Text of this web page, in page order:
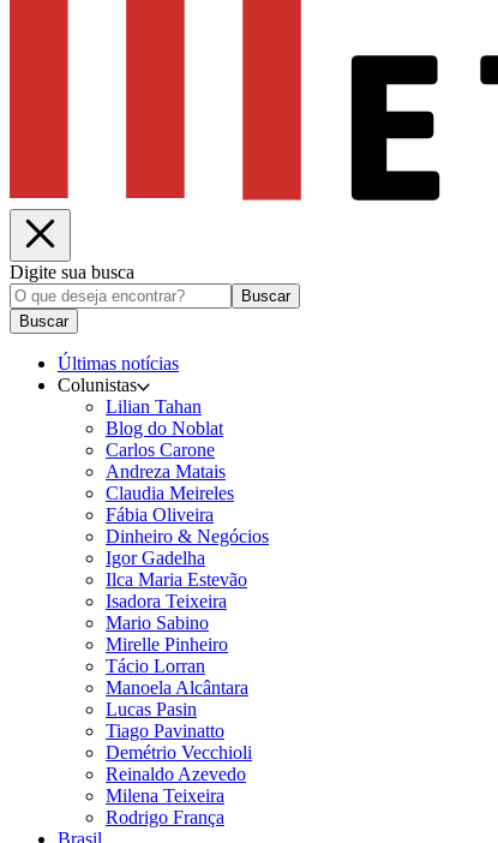
Digite sua busca
Buscar
Buscar
Últimas notícias
Colunistas
Lilian Tahan
Blog do Noblat
Carlos Carone
Andreza Matais
Claudia Meireles
Fábia Oliveira
Dinheiro & Negócios
Igor Gadelha
Ilca Maria Estevão
Isadora Teixeira
Mario Sabino
Mirelle Pinheiro
Tácio Lorran
Manoela Alcântara
Lucas Pasin
Tiago Pavinatto
Demétrio Vecchioli
Reinaldo Azevedo
Milena Teixeira
Rodrigo França